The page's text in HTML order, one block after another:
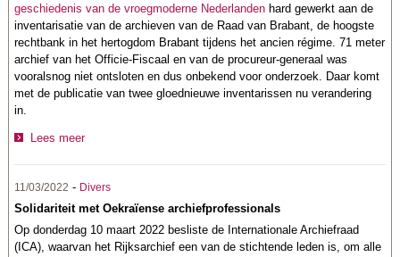
geschiedenis van de vroegmoderne Nederlanden hard gewerkt aan de
inventarisatie van de archieven van de Raad van Brabant, de hoogste
rechtbank in het hertogdom Brabant tijdens het ancien régime. 71 meter
archief van het Officie-Fiscaal en van de procureur-generaal was
vooralsnog niet ontsloten en dus onbekend voor onderzoek. Daar komt
met de publicatie van twee gloednieuwe inventarissen nu verandering
in.
Lees meer
11/03/2022 - Divers
Solidariteit met Oekraïense archiefprofessionals
Op donderdag 10 maart 2022 besliste de Internationale Archiefraad
(ICA), waarvan het Rijksarchief een van de stichtende leden is, om alle